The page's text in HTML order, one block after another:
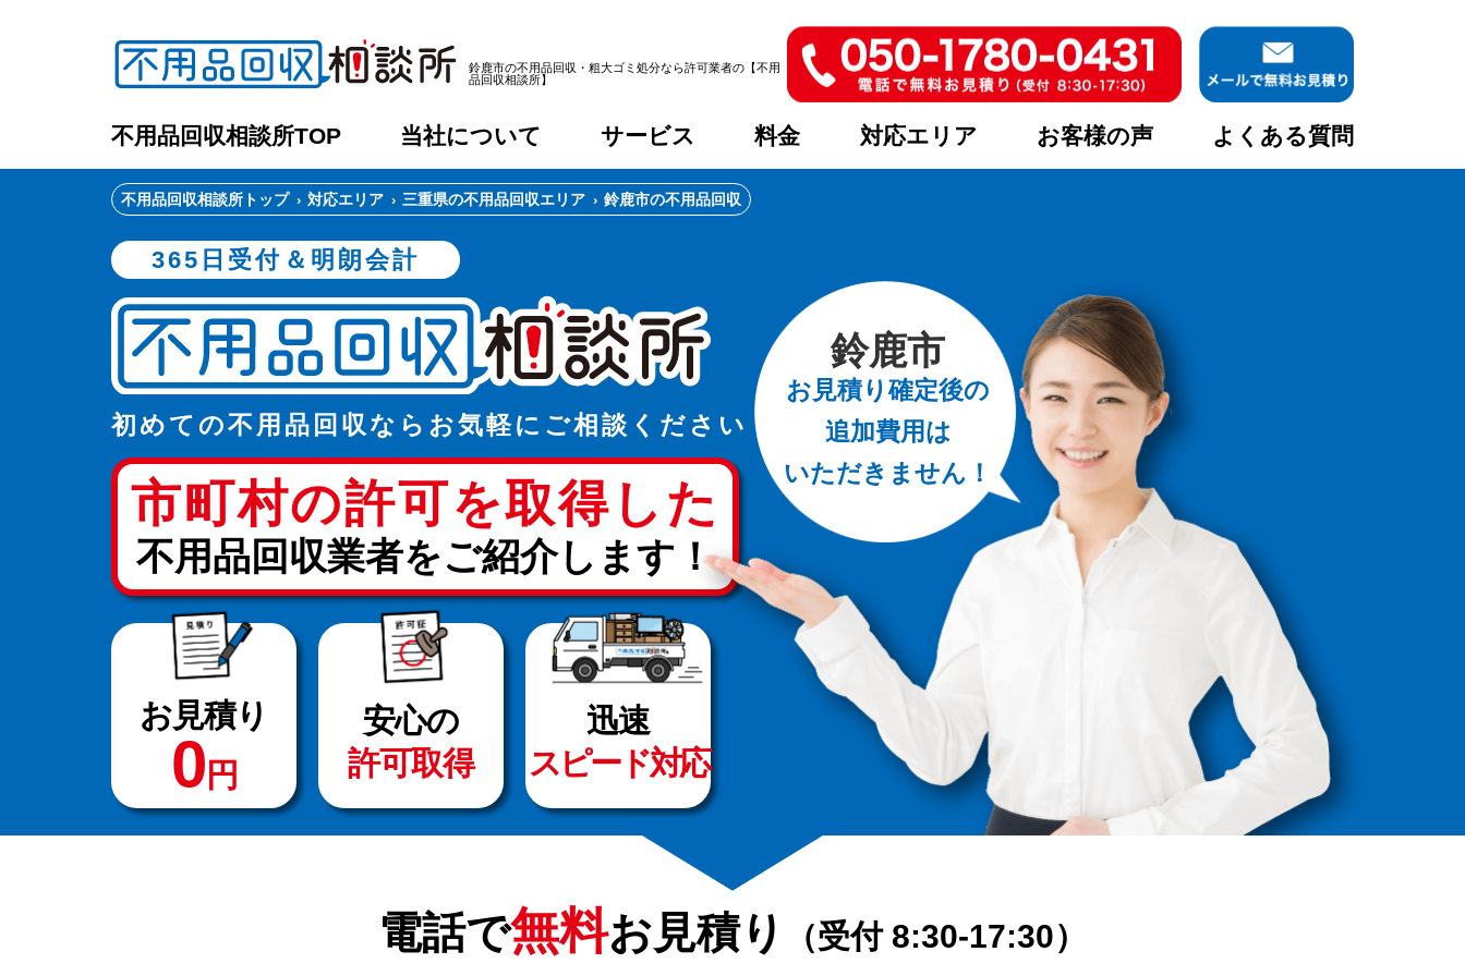
鈴鹿市の不用品回収・粗大ゴミ処分なら許可業者の【不用
品回収相談所】
不用品回収相談所TOP 当社について サービス 料金 対応エリア お客様の声 よくある質問
不用品回収相談所トップ 対応エリア 三重県の不用品回収エリア 鈴鹿市の不用品回収
365日受付＆明朗会計
初めての不用品回収ならお気軽に ご相談ください
市町村の許可を取得した
不用品回収業者をご紹介します！
お見積り
0 円
安心の
許可取得
迅速
スピード対応
鈴鹿市
お見積り確定後の
追加費用は
いただきません！
電話で無料お見積り （受付 8:30-17:30）